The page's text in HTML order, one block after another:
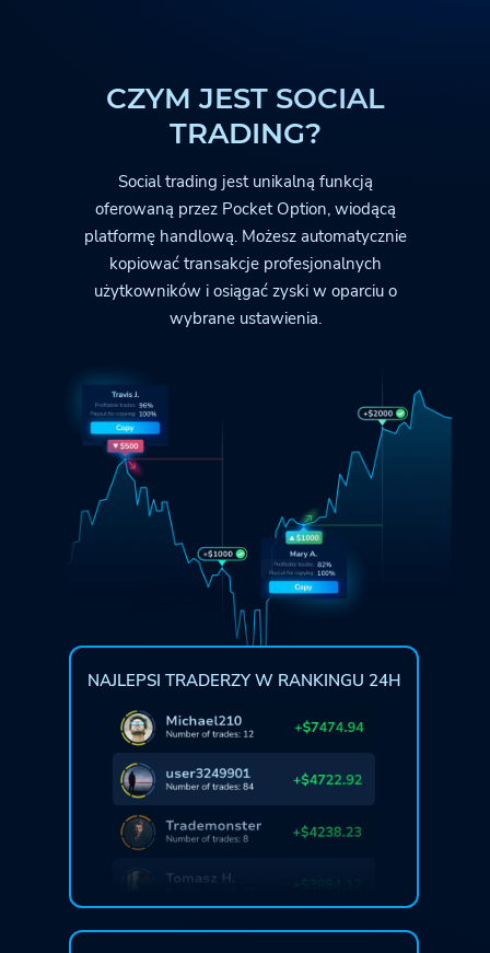
CZYM JEST SOCIAL
TRADING?
Social trading jest unikalną funkcją
oferowaną przez Pocket Option, wiodącą
platformę handlową. Możesz automatycznie
kopiować transakcje profesjonalnych
użytkowników i osiągać zyski w oparciu o
wybrane ustawienia.
NAJLEPSI TRADERZY W RANKINGU 24H